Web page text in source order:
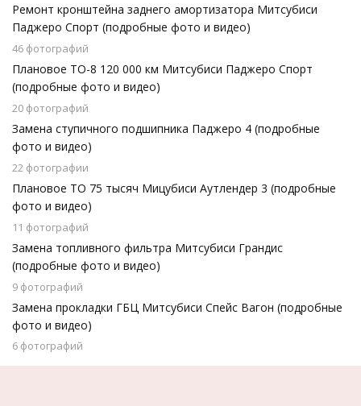
Ремонт кронштейна заднего амортизатора Митсубиси
Паджеро Спорт (подробные фото и видео)
46 фотографий
Плановое ТО-8 120 000 км Митсубиси Паджеро Спорт
(подробные фото и видео)
20 фотографий
Замена ступичного подшипника Паджеро 4 (подробные
фото и видео)
22 фотографии
Плановое ТО 75 тысяч Мицубиси Аутлендер 3 (подробные
фото и видео)
11 фотографий
Замена топливного фильтра Митсубиси Грандис
(подробные фото и видео)
9 фотографий
Замена прокладки ГБЦ Митсубиси Спейс Вагон (подробные
фото и видео)
6 фотографий